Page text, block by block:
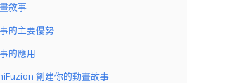
敘事
的主要優勢
的應用
創建你的動畫故事